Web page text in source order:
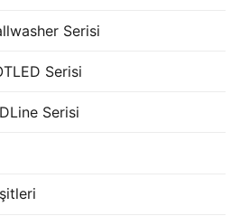
Serisi
Serisi
Serisi